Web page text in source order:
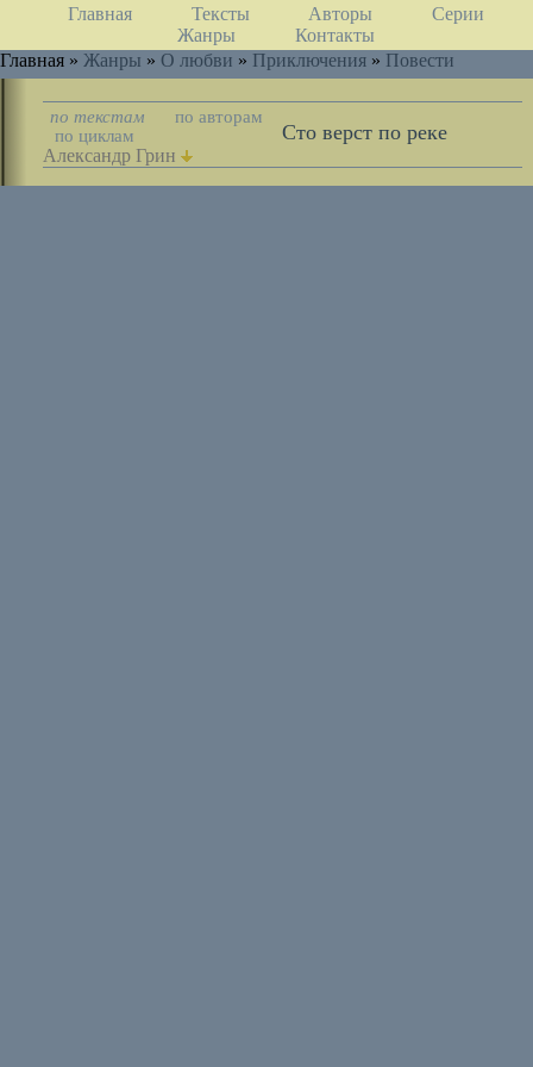
Главная Тексты Авторы
Серии
Жанры
Контакты
Главная » Жанры » О любви » Приключения » Повести
по текстам
по авторам
по циклам
Сто верст по реке
Александр Грин